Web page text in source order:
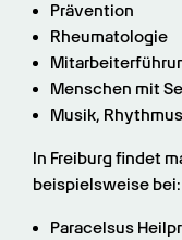
Prävention
Rheumatologie
Menschen mit
Musik,
In Freiburg findet
beispielsweise bei:
Paracelsus